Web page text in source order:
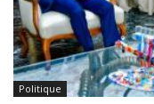
Politique